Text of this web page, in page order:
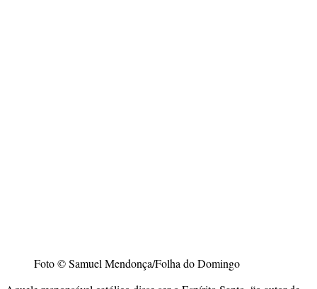
Foto © Samuel Mendonça/Folha do Domingo